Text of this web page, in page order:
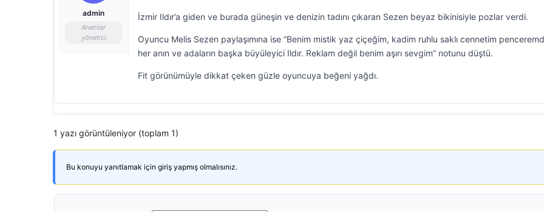
admin
Anahtar
yönetici
İzmir Ildır’a giden ve burada güneşin ve denizin tadını çıkaran Sezen beyaz bikinisiyle pozlar verdi.
Oyuncu Melis Sezen paylaşımına ise “Benim mistik yaz çiçeğim, kadim ruhlu saklı cennetim
her anın ve adaların başka büyüleyici Ildır. Reklam değil benim aşırı sevgim” notunu düştü.
Fit görünümüyle dikkat çeken güzle oyuncuya beğeni yağdı.
1 yazı görüntüleniyor (toplam 1)
Bu konuyu yanıtlamak için giriş yapmış olmalısınız.